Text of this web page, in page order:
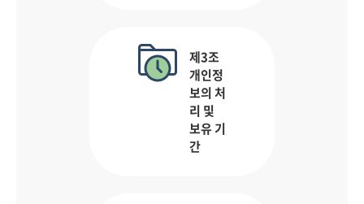
제3조
개인정
보의 처
리 및
보유 기
간